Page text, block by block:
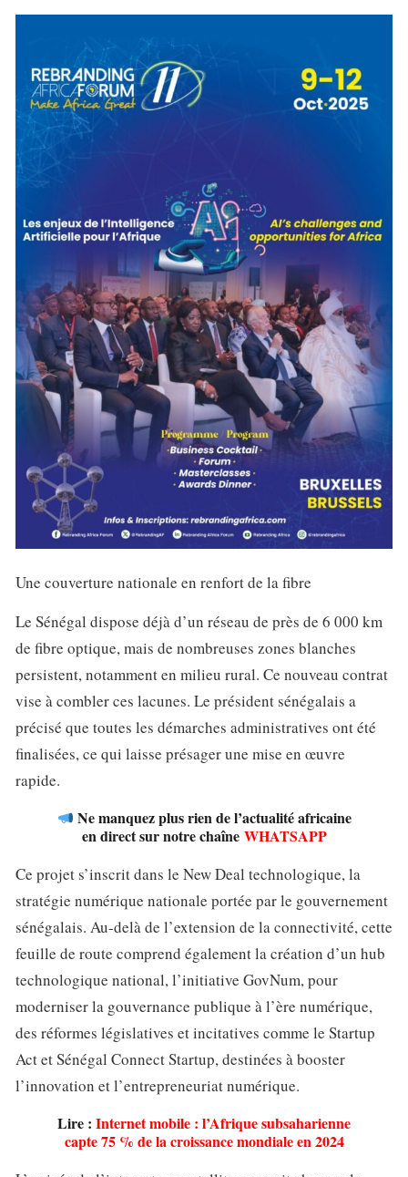
Une couverture nationale en renfort de la fibre
Le Sénégal dispose déjà d’un réseau de près de 6 000 km
de fibre optique, mais de nombreuses zones blanches
persistent, notamment en milieu rural. Ce nouveau contrat
vise à combler ces lacunes. Le président sénégalais a
précisé que toutes les démarches administratives ont été
finalisées, ce qui laisse présager une mise en œuvre
rapide.
Ne manquez plus rien de l’actualité africaine
en direct sur notre chaîne WHATSAPP
Ce projet s’inscrit dans le New Deal technologique, la
stratégie numérique nationale portée par le gouvernement
sénégalais. Au-delà de l’extension de la connectivité, cette
feuille de route comprend également la création d’un hub
technologique national, l’initiative GovNum, pour
moderniser la gouvernance publique à l’ère numérique,
des réformes législatives et incitatives comme le Startup
Act et Sénégal Connect Startup, destinées à booster
l’innovation et l’entrepreneuriat numérique.
Lire : Internet mobile : l’Afrique subsaharienne
capte 75 % de la croissance mondiale en 2024